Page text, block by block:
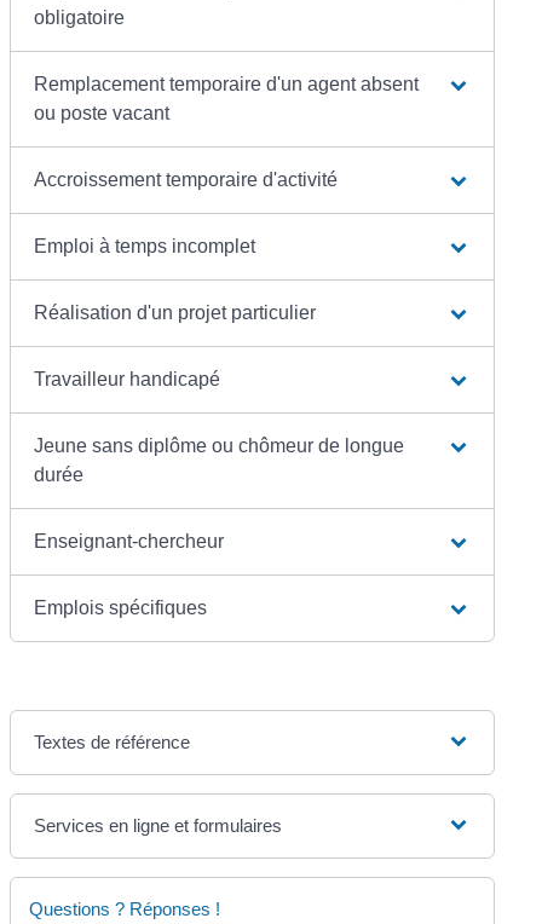
obligatoire
Remplacement temporaire d'un agent absent
ou poste vacant
Accroissement temporaire d'activité
Emploi à temps incomplet
Réalisation d'un projet particulier
Travailleur handicapé
Jeune sans diplôme ou chômeur de longue
durée
Enseignant-chercheur
Emplois spécifiques
Textes de référence
Services en ligne et formulaires
Questions ? Réponses !